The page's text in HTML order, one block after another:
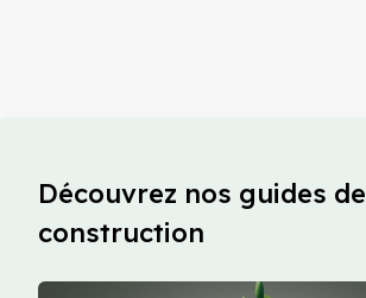
Découvrez nos guides de
construction